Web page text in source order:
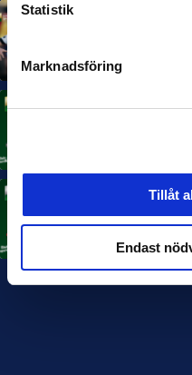
Statistik
Marknadsföring
Tillåt
Endast
Rösta på